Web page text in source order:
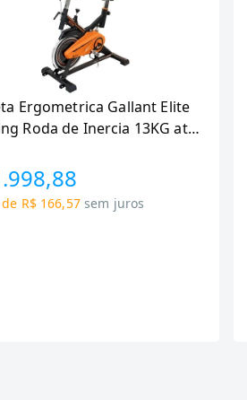
Ergometrica Gallant Elite
Roda de Inercia 13KG ate
R$ 166,57 sem juros